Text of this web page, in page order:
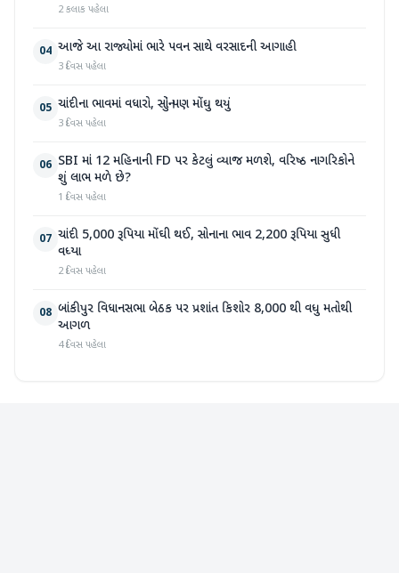
2 કલાક પહેલા
04 આજે આ રાજ્યોમાં ભારે પવન સાથે વરસાદની આગાહી
3 દિવસ પહેલા
05 ચાંદીના ભાવમાં વધારો, સોનું પણ મોંઘુ થયું
3 દિવસ પહેલા
06 SBI માં 12 મહિનાની FD પર કેટલું વ્યાજ મળશે, વરિષ્ઠ નાગરિકોને
શું લાભ મળે છે?
1 દિવસ પહેલા
07 ચાંદી 5,000 રૂપિયા મોંઘી થઈ, સોનાના ભાવ 2,200 રૂપિયા સુધી
વધ્યા
2 દિવસ પહેલા
08 બાંકીપુર વિધાનસભા બેઠક પર પ્રશાંત કિશોર 8,000 થી વધુ મતોથી
આગળ
4 દિવસ પહેલા